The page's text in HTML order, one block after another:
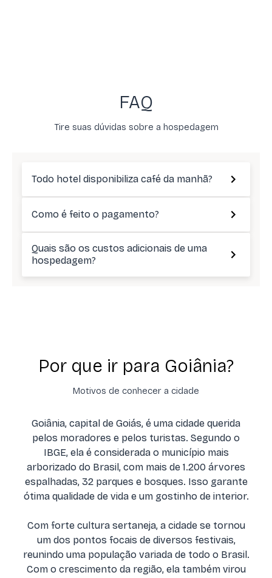
FAQ
Tire suas dúvidas sobre a hospedagem
Todo hotel disponibiliza café da manhã?
Como é feito o pagamento?
Quais são os custos adicionais de uma
hospedagem?
Por que ir para Goiânia?
Motivos de conhecer a cidade
Goiânia, capital de Goiás, é uma cidade querida
pelos moradores e pelos turistas. Segundo o
IBGE, ela é considerada o município mais
arborizado do Brasil, com mais de 1.200 árvores
espalhadas, 32 parques e bosques. Isso garante
ótima qualidade de vida e um gostinho de interior.
Com forte cultura sertaneja, a cidade se tornou
um dos pontos focais de diversos festivais,
reunindo uma população variada de todo o Brasil.
Com o crescimento da região, ela também virou